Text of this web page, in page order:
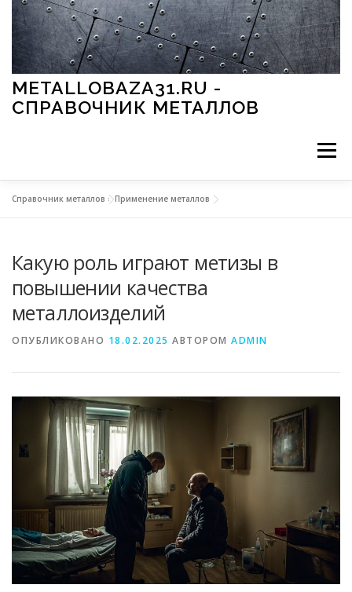
Перейти к содержимому
METALLOBAZA31.RU -
СПРАВОЧНИК МЕТАЛЛОВ
Меню
МЕТАЛЛЫ И ОКРУЖАЮЩАЯ СРЕДА
ПРИМЕНЕНИЕ МЕТАЛЛОВ
СТАТЬИ
Справочник металлов »Применение металлов
Какую роль играют метизы в
повышении качества
металлоизделий
ОПУБЛИКОВАНО 18.02.2025 АВТОРОМ ADMIN